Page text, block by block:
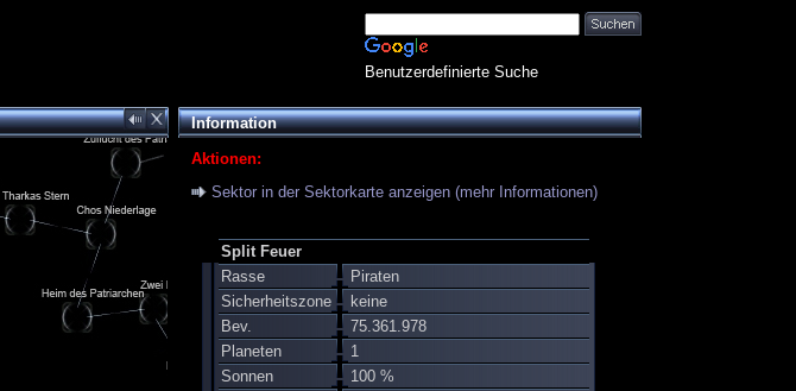
Benutzerdefinierte Suche
Information
Aktionen:
Sektor in der Sektorkarte anzeigen (mehr Informationen)
Split Feuer
Rasse
Piraten
Sicherheitszone
keine
Bev.
75.361.978
Planeten
1
Sonnen
100 %